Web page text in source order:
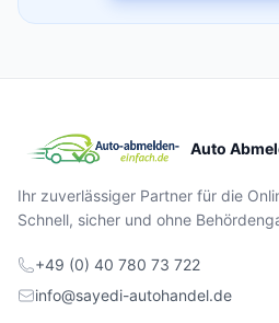
Auto
Ihr zuverlässiger Partner für die
Schnell, sicher und ohne
+49 (0) 40 780 73 722
info@sayedi-autohandel.de